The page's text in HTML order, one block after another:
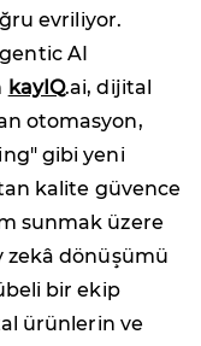
evriliyor.
AI
kayIQ.ai, dijital
otomasyon,
gibi yeni
kalite güvence
sunmak üzere
zekâ dönüşümü
bir ekip
ürünlerin ve